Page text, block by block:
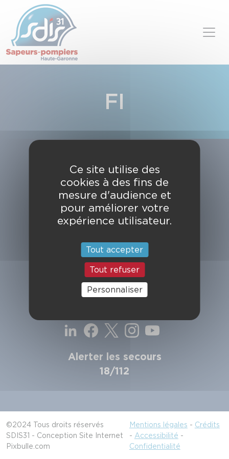
FI
49, chemin de l'Armurié
C.S. 80123
31772 COLOMIERS CEDEX
Contactez-nous
Alerter les secours
18/112
©2024 Tous droits réservés
SDIS31 - Conception Site Internet
Pixbulle.com
Mentions légales - Crédits
- Accessibilité -
Confidentialité
Panneau de gestion des cookies
Ce site utilise des
cookies à des fins de
mesure d'audience et
pour améliorer votre
expérience utilisateur.
Tout accepter
Tout refuser
Personnaliser